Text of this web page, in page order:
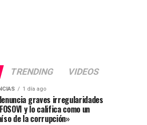
TRENDING VIDEOS
1 día ago
graves irregularidades
y lo califica como un
de la corrupción»